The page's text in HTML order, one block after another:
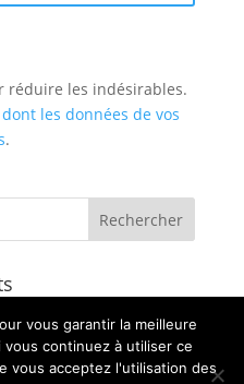
réduire les indésirables.
les données de vos
.
vous garantir la meilleure
continuez à utiliser ce
vous acceptez l'utilisation des